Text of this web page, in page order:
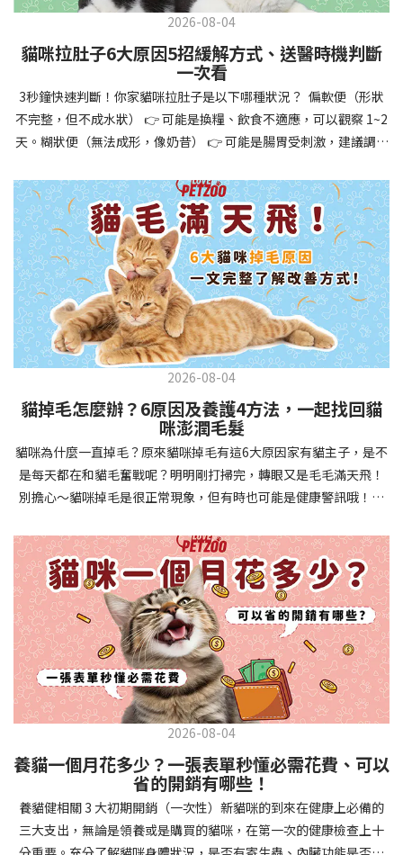
創造更和諧的相處模式。培養社交技能與適應能力及早接觸各種環
境和刺激，能幫助幼犬成長為自信穩定的成犬。適當的社會化訓練
讓牠們學會如何與其他狗狗、動物和人類和平相處，減少恐懼或攻
擊行為。這種適應能力使幼犬未來能從容面對獸醫檢查、美容
salon、寄宿或旅行等各種情境，大大提升生活品質。 訓練幼犬不只
是教會指令，更是塑造性格和習慣的過程！ 透過耐心且一致的訓
練，你不僅能擁有一隻聽話的好狗狗，更能建立起相互尊重的終身
相處中獲得回報狗狗訓練指南，六步驟培養幼犬開始幼犬訓練時，
系統性的方法能帶來最佳效果。從信任建立到習慣養成，每個階段
都至關重要，缺一不可。良好的訓練應循序漸進，把握幼犬成長敏
感期，以積極正向的方式引導。遵循這六個步驟，即使是第一次養
狗的新手，也能輕鬆將調皮的小狗訓練成聽話的好夥伴！建立信任
基礎 幼犬訓練的第一步不是教指令，而是建立信任。剛到新家的幼
犬可能感到緊張不安，給予適當空間適應環境很重要。用溫柔的聲
音交談，提供安全舒適的窩，維持規律的餵食和如廁時間，讓幼犬
感到安心。輕輕撫摸、溫柔擁抱，每天安排固定玩耍時間，這些都
任你後，可開始教導基本指令。從簡單的「坐下」開始，再逐步學
習「趴下」、「等待」和「過來」。每次訓練保持在5-10分鐘內，
避免幼犬注意力分散。使用清晰一致的口令和手勢，成功時立即給
予獎勵和讚美。記住，重複是學習的關鍵，每天多次短時間練習效
果最佳。調整日常行為除了基本指令，幼犬還需學習生活禮儀。如
時立即獎勵。另外要處理的常見問題包括咬人、啃咬家具和亂叫。
每當出現不當行為，給予適當替代品（如咬玩具代替咬手），並在
幼犬選擇正確行為時獎勵，這比責罵更有效。社交化訓練 兩個月大
的幼犬正處於社會化黃金期，這階段的經驗將深刻影響未來性格。
安排幼犬接觸不同人類（包括兒童、戴眼鏡的人、使用拐杖的人
等）、各種動物、交通工具和環境聲音。起初保持在安全、受控的
情境中，逐漸增加複雜度。每次正面社交體驗後給予獎勵，建立幼
犬對新事物的積極態度。進階技巧強化 基礎訓練穩固後，可以進入
更複雜的技巧訓練。這包括遠距離控制、不同干擾下的指令遵從、
多步驟動作等。使用延遲獎勵技巧，讓幼犬學會即使沒有立即獎勵
也能保持良好行為。引入不同環境中的訓練，如公園、寵物店等，
幫助幼犬在各種情境下都能聽從指令。維持良好習慣 成功的訓練不
是一次性的，而是需要持續維護。即使幼犬已經掌握所有技能，也
要定期複習，防止行為退化。將訓練融入日常生活，如出門前的
2026-08-04
貓咪拉肚子6大原因5招緩解方式、送醫時機判斷
一次看
3秒鐘快速判斷！你家貓咪拉肚子是以下哪種狀況？ 偏軟便（形狀
不完整，但不成水狀） 👉 可能是換糧、飲食不適應，可以觀察 1~2
天。糊狀便（無法成形，像奶昔） 👉 可能是腸胃受刺激，建議調整
若超過 24 小時沒改善，建議就醫。血便（帶血絲或黑色糞便） 👉
可能是嚴重腸胃問題，應立即帶去獸醫院！想知道貓咪拉肚子的真
正原因，只要透過 5 個簡單步驟，就能判斷問題嚴重性，決定是否
需要就醫！接下來我們一起來看看該怎麼做吧！🐾 貓咪拉肚子怎麼
辦？5步驟判斷貓咪拉肚子是否需要馬上看醫生貓咪拉肚子的因素與
許多原因有關，更換食物、誤食異物或不乾淨的東西、寄生蟲、其
他疾病。 5 步驟判斷貓咪拉肚子原因，要不要看醫生？當貓咪拉肚
子時，不用慌張！透過以下 5 個步驟，就能快速判斷原因，並決定
是否需要帶去獸醫院。📌 貓咪拉肚子判斷步驟1：觀察糞便的狀態：
糞便質地是關鍵！不同形態代表不同的腸胃狀況📌 貓咪拉肚子判斷
步驟2：回想最近的飲食變化：有沒有突然換飼料或罐頭？ 有沒有吃
到新零食或人類食物？ 是否誤食異物？📌 貓咪拉肚子判斷步驟3：
確認環境與生活作息：最近是否搬家、換貓砂、新成員加入？ 天氣
是否有變化？ 飼主是否長時間外出？📌 貓咪拉肚子判斷步驟4：觀
察貓咪的精神與食慾：貓咪精神好嗎？、食慾是否正常？，可先觀
下降，表示身體狀況不佳，應儘快就醫！📌 貓咪拉肚子判斷步驟5：
檢查是否需要帶去看獸醫 如果拉肚子 1~2 次但精神好、食慾正常，
可以先觀察，如果腹瀉超過 48 小時或水狀腹瀉 + 嗜睡、食慾下降、
嘔吐 應立即就醫。 透過這 5 個步驟，你可以快速判斷貓咪拉肚子的
原因與嚴重程度，確保毛孩的腸胃健康！如果不確定情況，還是建
議讓獸醫檢查，才能安心哦！🐾💖4種高風險群貓咪拉肚子要小心高
風險貓咪包含：幼貓、老貓、懷孕貓、有慢性疾病貓，這些貓咪在
身體狀況出現警訊時要特別注意，如拉肚子次數超過2次以上，就建
議直接尋求獸醫協助。2要訣判斷貓咪拉肚子要不要看醫生 高風險貓
的貓咪，如拉肚子超過2-3天，建議直接尋求獸醫師協助。並記得提
供觀察紀錄給予獸醫師進行專業判斷。貓咪拉肚子但精神很好？如
果飼主有發現貓咪拉肚子的情形，但貓咪的精神很好。有可能與飲
食方便相關，回想是否進食新的食物，或是正進行飼料更換的過
2026-08-04
貓掉毛怎麼辦？6原因及養護4方法，一起找回貓
咪澎潤毛髮
貓咪為什麼一直掉毛？原來貓咪掉毛有這6大原因家有貓主子，是不
是每天都在和貓毛奮戰呢？明明剛打掃完，轉眼又是毛毛滿天飛！
別擔心～貓咪掉毛是很正常現象，但有時也可能是健康警訊哦！以
兩全其美！貓咪掉毛原因1. 皮膚問題貓咪皮膚問題是造成掉毛的常
見兇手！皮膚發炎、感染或是長期搔癢，都會讓貓咪的毛髮失去健
康光澤並大量脫落。常見的皮膚問題包括皮膚黴菌、細菌感染、疥
癬蟲等寄生蟲，甚至是皮膚過度乾燥。如果發現貓咪皮膚有紅腫、
結痂、脫屑或異常氣味，同時伴隨掉毛，建議盡快帶牠看獸醫哦！
貓咪掉毛原因2. 過敏誰說只有人類會過敏？貓咪也會！貓咪可能對
環境中的塵蟎、花粉、清潔劑，甚至是食物中的某些成分產生過敏
反應。過敏症狀不只是打噴嚏、流眼淚，還會引起皮膚搔癢和掉毛
問題。特別是食物過敏，更是常被忽略的掉毛元兇！如果貓咪經常
抓癢或舔舐特定部位，同時伴隨掉毛，很可能是過敏在作怪呢！貓
咪掉毛原因3. 營養不足貓咪的毛髮健康與營養息息相關！當貓咪飲
食中缺乏必要的蛋白質、脂肪酸（尤其是Omega-3和Omega-
6）、維生素或礦物質時，毛髮就會變得乾燥、脆弱，容易斷裂脫
落。長期餵食低品質或不均衡的貓糧，可能使貓咪營養不良，進而
2026-08-04
養貓一個月花多少？一張表單秒懂必需花費、可以
省的開銷有哪些！
養貓健相關 3 大初期開銷（一次性）新貓咪的到來在健康上必備的
三大支出，無論是領養或是購買的貓咪，在第一次的健康檢查上十